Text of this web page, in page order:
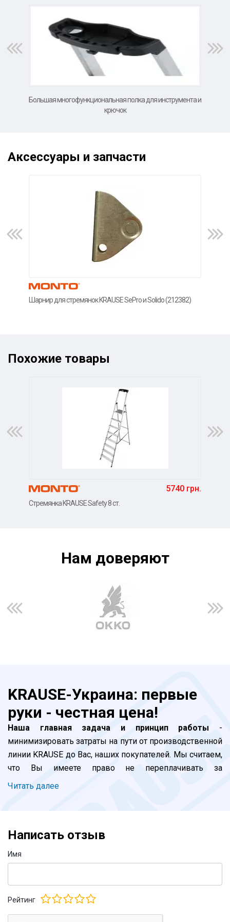
Большая многофункциональная полка для инструмента и
крючок
Аксессуары и запчасти
Шарнир для стремянок KRAUSE SePro и Solido (212382)
Похожие товары
5740 грн.
Стремянка KRAUSE Safety 8 ст.
Нам доверяют
KRAUSE-Украина: первые
руки - честная цена!
Наша главная задача и принцип работы -
минимизировать затраты на пути от производственной
линии KRAUSE до Вас, наших покупателей. Мы считаем,
что Вы имеете право не переплачивать за
прохождение наших лестниц и стремянок по долгой
того, что клиент, сделавший заказ сегодня до 16:00,
Одессе, Львове, Днепре, Запорожье или Полтаве уже
города и села доставка, как правило, будет сделана
через день. Логистика осуществляется любым
удобным Вам перевозчиком. Чаще всего - это "Новая
Читать далее
Написать отзыв
Имя
Рейтинг